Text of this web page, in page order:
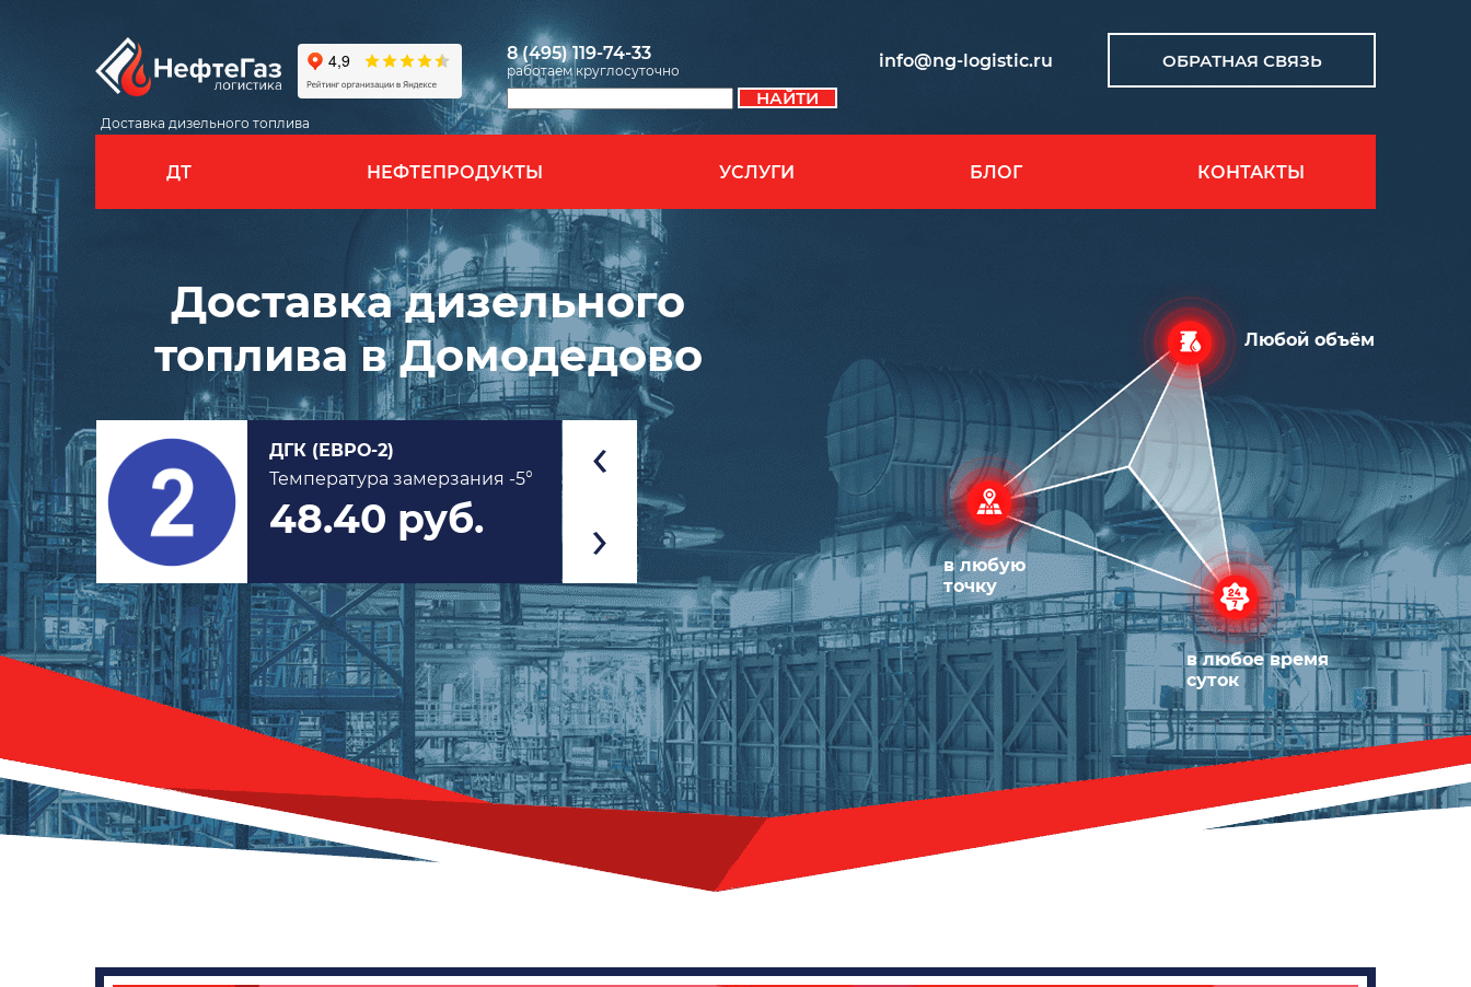
Доставка дизельного топлива
8 (495) 119-74-33
работаем круглосуточно info@ng-logistic.ru ОБРАТНАЯ СВЯЗЬ
ДТ НЕФТЕПРОДУКТЫ УСЛУГИ БЛОГ КОНТАКТЫ
Доставка дизельного
топлива в Домодедово
-20°
ДГК (ЕВРО-2)
Температура замерзания -5°
48.40 руб.
Арктическое (ЕВРО-5)
Температура замерзания -40°
по запросу руб.
СОРТ С (ЕВРО-5)
Температура замерзания
55.00 руб.
в любую
точку
Любой объём
в любое время
суток